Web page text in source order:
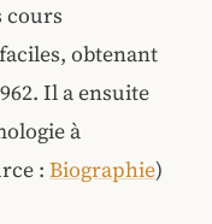
cours
obtenant
Il a ensuite
à
: Biographie)